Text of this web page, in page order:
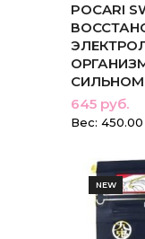
POCARI
645 руб.
Вес: 450.00
NEW